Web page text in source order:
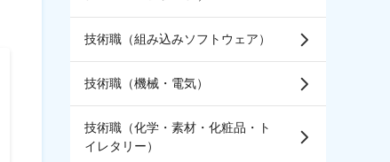
グループ)
【パチンコ・パチスロ好き歓迎
／北名古屋】新機種の品質テス
ト・検証◆遊技経験を活かす！
／年休124日
【群馬／高崎】制御・装置開発
エンジニア◆SE経験歓迎／構
想～立上げ※転勤無／残業月
技術職（組み込みソフトウェア）
技術職（機械・電気）
技術職（化学・素材・化粧品・ト
イレタリー）